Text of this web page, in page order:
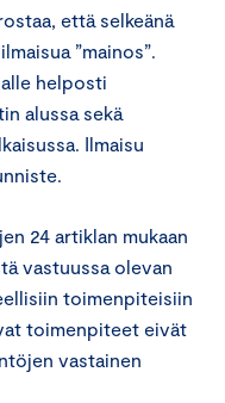
että selkeänä
”mainos”.
helposti
alussa sekä
Ilmaisu
24 artiklan mukaan
vastuussa olevan
toimenpiteisiin
toimenpiteet eivät
vastainen